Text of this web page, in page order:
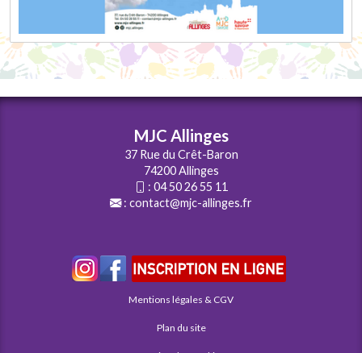
MJC Allinges
37 Rue du Crêt-Baron
74200 Allinges
: 04 50 26 55 11
: contact@mjc-allinges.fr
Mentions légales & CGV
Plan du site